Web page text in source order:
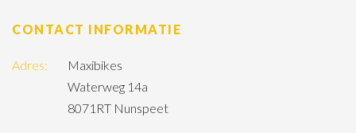
CONTACT INFORMATIE
Adres:
Maxibikes
Waterweg 14a
8071RT Nunspeet